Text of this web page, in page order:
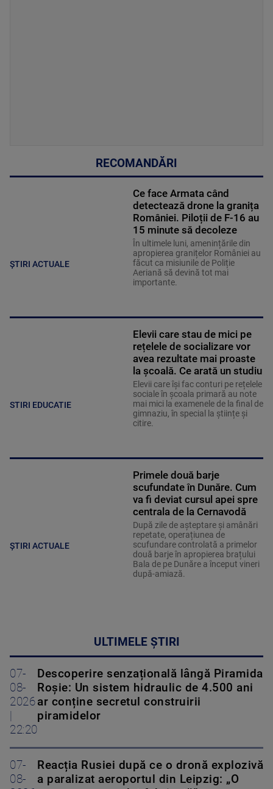
RECOMANDĂRI
ȘTIRI ACTUALE
Ce face Armata când
detectează drone la granița
României. Piloții de F-16 au
15 minute să decoleze
În ultimele luni, amenințările din
apropierea granițelor României au
făcut ca misiunile de Poliție
Aeriană să devină tot mai
importante.
STIRI EDUCATIE
Elevii care stau de mici pe
rețelele de socializare vor
avea rezultate mai proaste
la școală. Ce arată un studiu
Elevii care îşi fac conturi pe rețelele
sociale în școala primară au note
mai mici la examenele de la final de
gimnaziu, în special la științe și
citire.
ȘTIRI ACTUALE
Primele două barje
scufundate în Dunăre. Cum
va fi deviat cursul apei spre
centrala de la Cernavodă
După zile de așteptare și amânări
repetate, operațiunea de
scufundare controlată a primelor
două barje în apropierea brațului
Bala de pe Dunăre a început vineri
după-amiază.
ULTIMELE ȘTIRI
07-
08-
2026
22:20
Descoperire senzațională lângă Piramida
Roșie: Un sistem hidraulic de 4.500 ani
ar conține secretul construirii
piramidelor
07-
08-
Reacția Rusiei după ce o dronă explozivă
a paralizat aeroportul din Leipzig: „O